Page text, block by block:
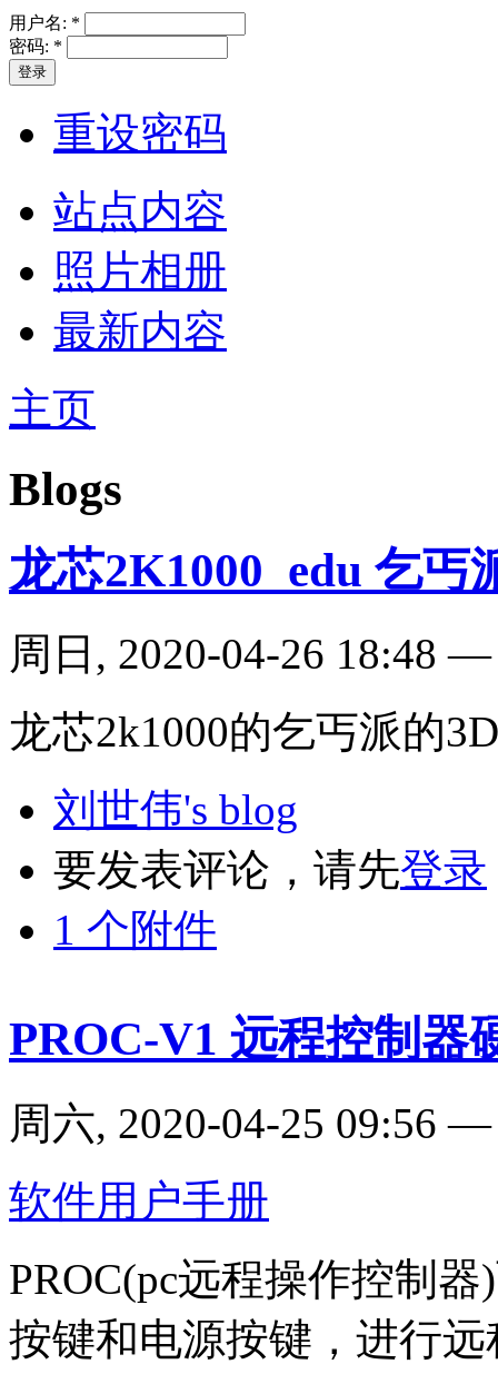
用户名: *
密码: *
重设密码
站点内容
照片相册
最新内容
主页
Blogs
龙芯2K1000_edu 乞丐
周日, 2020-04-26 18:48
龙芯2k1000的乞丐派的
刘世伟's blog
要发表评论，请先登录
1 个附件
PROC-V1 远程控制器
周六, 2020-04-25 09:56
软件用户手册
PROC(pc远程操作控制
按键和电源按键，进行